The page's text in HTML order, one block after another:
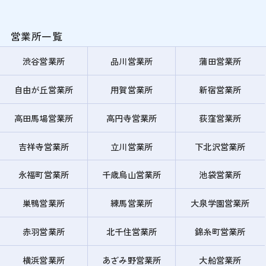
営業所一覧
渋谷営業所 品川営業所 蒲田営業所
自由が丘営業所 用賀営業所 新宿営業所
高田馬場営業所 高円寺営業所 荻窪営業所
吉祥寺営業所 立川営業所 下北沢営業所
永福町営業所 千歳烏山営業所 池袋営業所
巣鴨営業所 練馬営業所 大泉学園営業所
赤羽営業所 北千住営業所 錦糸町営業所
横浜営業所 あざみ野営業所 大船営業所